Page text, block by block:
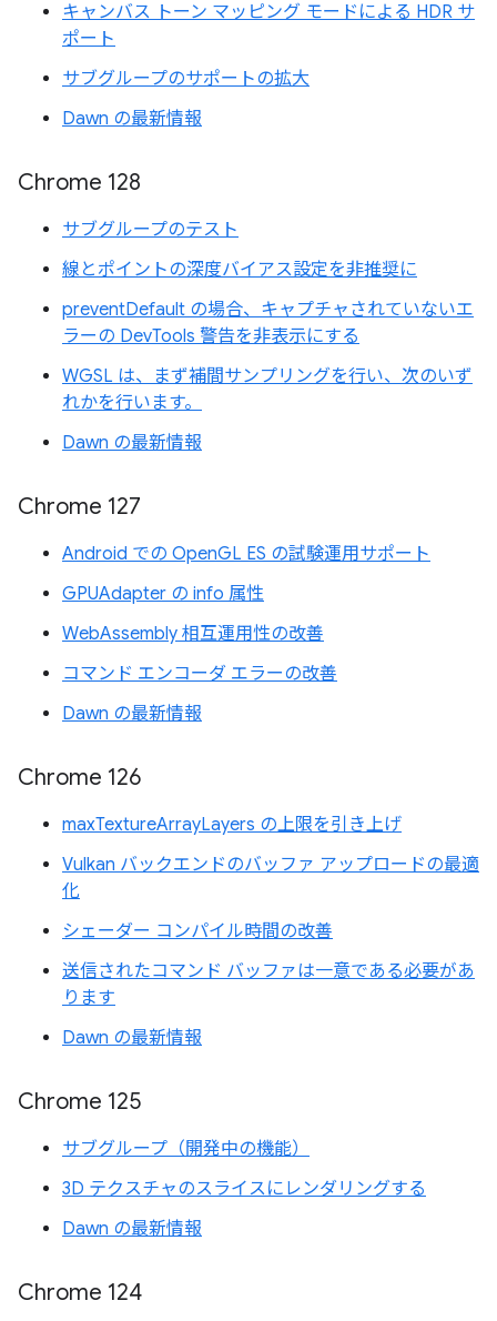
キャンバス トーン マッピング モードによる HDR サ
ポート
サブグループのサポートの拡大
Dawn の最新情報
Chrome 128
サブグループのテスト
線とポイントの深度バイアス設定を非推奨に
preventDefault の場合、キャプチャされていないエ
ラーの DevTools 警告を非表示にする
WGSL は、まず補間サンプリングを行い、次のいず
れかを行います。
Dawn の最新情報
Chrome 127
Android での OpenGL ES の試験運用サポート
GPUAdapter の info 属性
WebAssembly 相互運用性の改善
コマンド エンコーダ エラーの改善
Dawn の最新情報
Chrome 126
maxTextureArrayLayers の上限を引き上げ
Vulkan バックエンドのバッファ アップロードの最適
化
シェーダー コンパイル時間の改善
送信されたコマンド バッファは一意である必要があ
ります
Dawn の最新情報
Chrome 125
サブグループ（開発中の機能）
3D テクスチャのスライスにレンダリングする
Dawn の最新情報
Chrome 124